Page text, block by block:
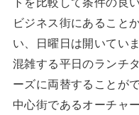
ビジネス街にあること
い、日曜日は開いていま
混雑する平日のランチ
ーズに両替することが
中心街であるオーチャ